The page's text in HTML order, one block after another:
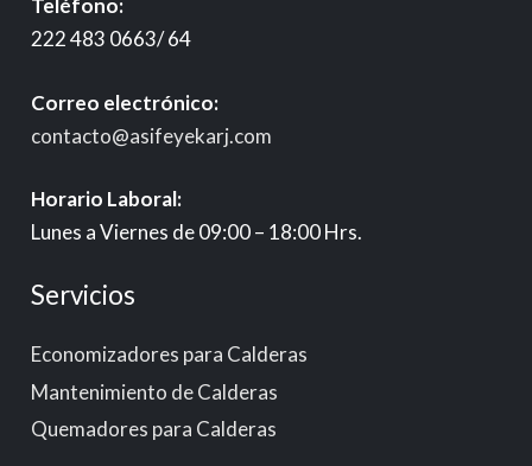
Teléfono:
222 483 0663/ 64
Correo electrónico:
contacto@asifeyekarj.com
Horario Laboral:
Lunes a Viernes de 09:00 – 18:00 Hrs.
Servicios
Economizadores para Calderas
Mantenimiento de Calderas
Quemadores para Calderas